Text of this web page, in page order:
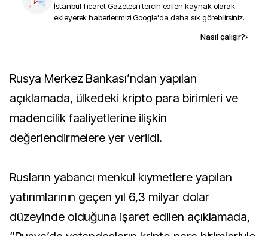
İstanbul Ticaret Gazetesi'i tercih edilen kaynak olarak
ekleyerek haberlerimizi Google'da daha sık görebilirsiniz.
Nasıl çalışır?›
Rusya Merkez Bankası’ndan yapılan
açıklamada, ülkedeki kripto para birimleri ve
madencilik faaliyetlerine ilişkin
değerlendirmelere yer verildi.
Rusların yabancı menkul kıymetlere yapılan
yatırımlarının geçen yıl 6,3 milyar dolar
düzeyinde olduğuna işaret edilen açıklamada,